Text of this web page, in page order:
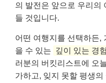
의 발전은 앞으로 우리의
들 것입니다.
어떤 여행지를 선택하든,
을 수 있는 깊이 있는 경
러분의 버킷리스트에 오
가하고, 잊지 못할 평생